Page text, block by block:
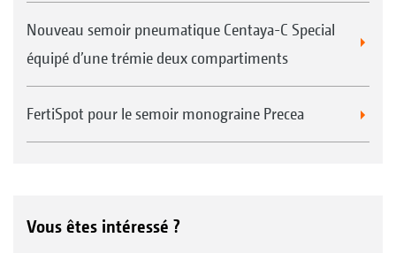
Nouveau semoir pneumatique Centaya-C Special
équipé d’une trémie deux compartiments
FertiSpot pour le semoir monograine Precea
Vous êtes intéressé ?